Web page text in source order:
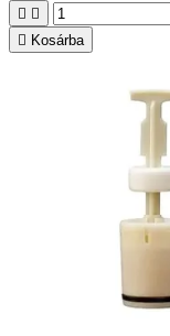
 
 Kosárba